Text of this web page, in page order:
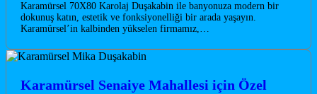
Karamürsel 70X80 Karolaj Duşakabin ile banyonuza modern bir
dokunuş katın, estetik ve fonksiyonelliği bir arada yaşayın.
Karamürsel’in kalbinden yükselen firmamız,…
Karamürsel Senaiye Mahallesi için Özel